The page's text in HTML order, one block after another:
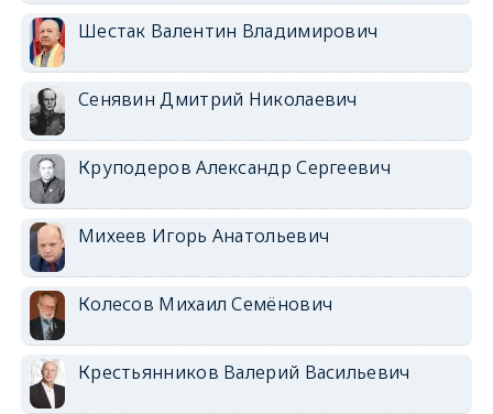
Шестак Валентин Владимирович
Сенявин Дмитрий Николаевич
Круподеров Александр Сергеевич
Михеев Игорь Анатольевич
Колесов Михаил Семёнович
Крестьянников Валерий Васильевич